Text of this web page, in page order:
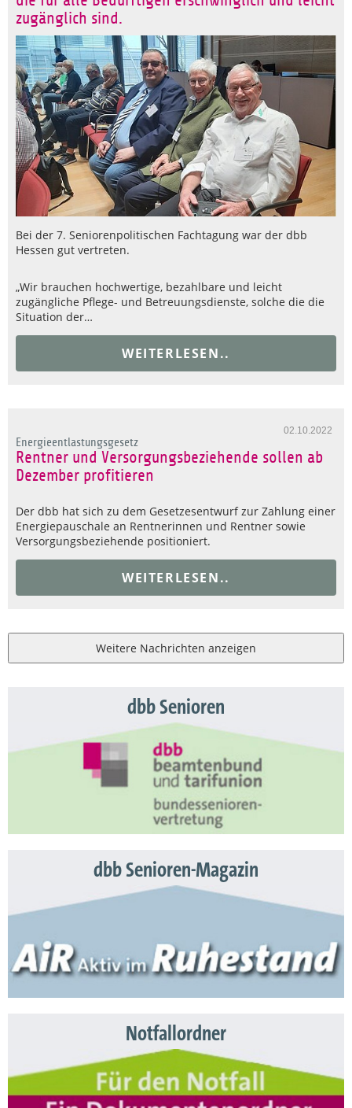
zugänglich sind.
Bei der 7. Seniorenpolitischen Fachtagung war der dbb
Hessen gut vertreten.
„Wir brauchen hochwertige, bezahlbare und leicht
zugängliche Pflege- und Betreuungsdienste, solche die die
Situation der…
WEITERLESEN..
02.10.2022
Energieentlastungsgesetz
Rentner und Versorgungsbeziehende sollen ab
Dezember profitieren
Der dbb hat sich zu dem Gesetzesentwurf zur Zahlung einer
Energiepauschale an Rentnerinnen und Rentner sowie
Versorgungsbeziehende positioniert.
WEITERLESEN..
Weitere Nachrichten anzeigen
dbb Senioren
dbb Senioren-Magazin
Notfallordner